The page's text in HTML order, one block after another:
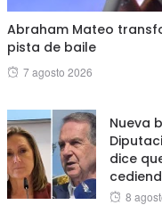
Abraham Mateo
pista de baile
Posted
7 agosto 2026
Nueva
dice
Posted
8